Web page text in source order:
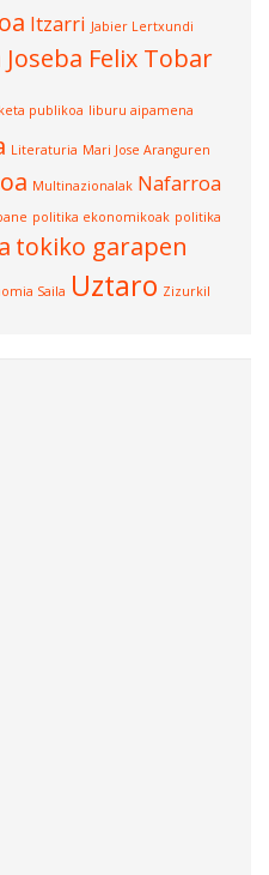
Itzarri Jabier Lertxundi
Joseba Felix Tobar
publikoa liburu aipamena
Literaturia Mari Jose Aranguren
Multinazionalak Nafarroa
politika ekonomikoak politika
tokiko garapen
Saila Uztaro Zizurkil